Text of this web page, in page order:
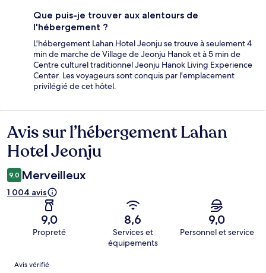
Que puis-je trouver aux alentours de
l'hébergement ?
L'hébergement Lahan Hotel Jeonju se trouve à seulement 4
min de marche de Village de Jeonju Hanok et à 5 min de
Centre culturel traditionnel Jeonju Hanok Living Experience
Center. Les voyageurs sont conquis par l'emplacement
privilégié de cet hôtel.
Avis
Avis sur l’hébergement Lahan
Hotel Jeonju
9,0 Merveilleux
1 004 avis
9,0
Propreté
8,6
Services et
équipements
9,0
Personnel et service
Avis
Avis vérifié